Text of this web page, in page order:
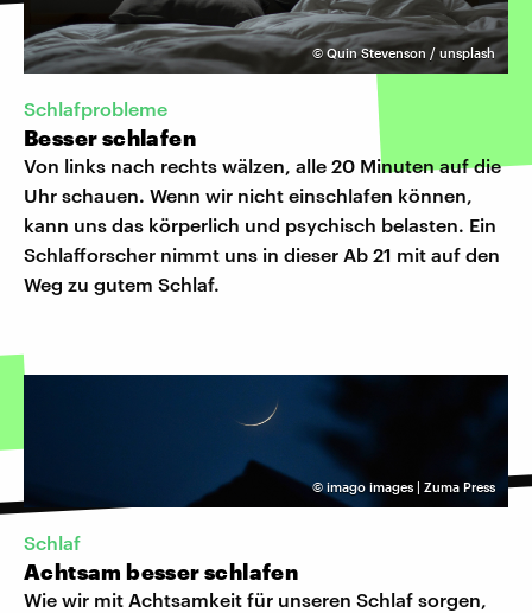
© Quin Stevenson / unsplash
Schlafprobleme
Besser schlafen
Von links nach rechts wälzen, alle 20 Minuten auf die
Uhr schauen. Wenn wir nicht einschlafen können,
kann uns das körperlich und psychisch belasten. Ein
Schlafforscher nimmt uns in dieser Ab 21 mit auf den
Weg zu gutem Schlaf.
© imago images | Zuma Press
Schlaf
Achtsam besser schlafen
Wie wir mit Achtsamkeit für unseren Schlaf sorgen,